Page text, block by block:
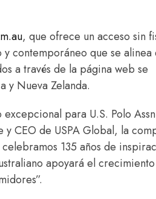
, que ofrece un acceso sin
contemporáneo que se alinea
a través de la página web se
y Nueva Zelanda.
para U.S. Polo
CEO de USPA Global, la
135 años de
apoyará el crecimiento